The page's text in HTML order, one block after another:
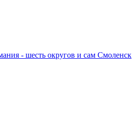
- шесть округов и сам Смоленск